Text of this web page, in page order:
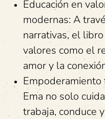
Educación en
modernas: A
narrativas, el
valores como el
amor y la
Empoderamiento
Ema no solo
trabaja, conduce